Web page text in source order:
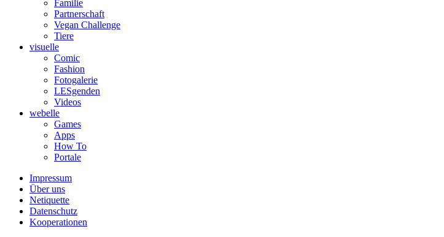
Familie
Partnerschaft
Vegan Challenge
Tiere
visuelle
Comic
Fashion
Fotogalerie
LESgenden
Videos
webelle
Games
Apps
How To
Portale
Impressum
Über uns
Netiquette
Datenschutz
Kooperationen